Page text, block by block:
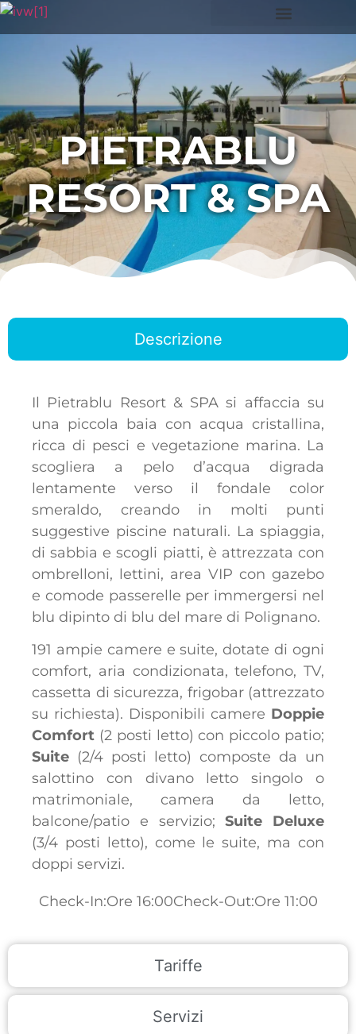
PIETRABLU
RESORT & SPA
Descrizione
Tariffe
Servizi
Il Pietrablu Resort & SPA si affaccia su
una piccola baia con acqua cristallina,
ricca di pesci e vegetazione marina. La
scogliera a pelo d’acqua digrada
lentamente verso il fondale color
smeraldo, creando in molti punti
suggestive piscine naturali. La spiaggia,
di sabbia e scogli piatti, è attrezzata con
ombrelloni, lettini, area VIP con gazebo
e comode passerelle per immergersi nel
blu dipinto di blu del mare di Polignano.
191 ampie camere e suite, dotate di ogni
comfort, aria condizionata, telefono, TV,
cassetta di sicurezza, frigobar (attrezzato
su richiesta). Disponibili camere Doppie
Comfort (2 posti letto) con piccolo patio;
Suite (2/4 posti letto) composte da un
salottino con divano letto singolo o
matrimoniale, camera da letto,
balcone/patio e servizio;Suite Deluxe
(3/4 posti letto), come le suite, ma con
doppi servizi.
Check-In:Ore 16:00Check-Out:Ore 11:00